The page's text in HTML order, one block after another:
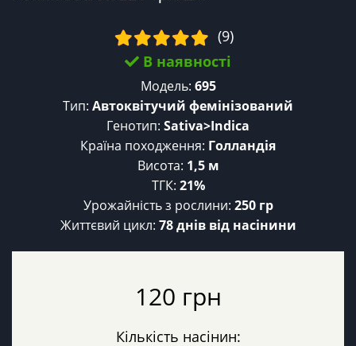
(9)
В наявності
Модель: 695
Тип: Автоквітучий фемінізований
Генотип: Sativa>Indica
Країна походження: Голландія
Висота: 1,5 м
ТГК: 21%
Урожайність з рослини: 250 гр
Життєвий цикл: 78 днів від насінини
120 грн
Кількість насінин: